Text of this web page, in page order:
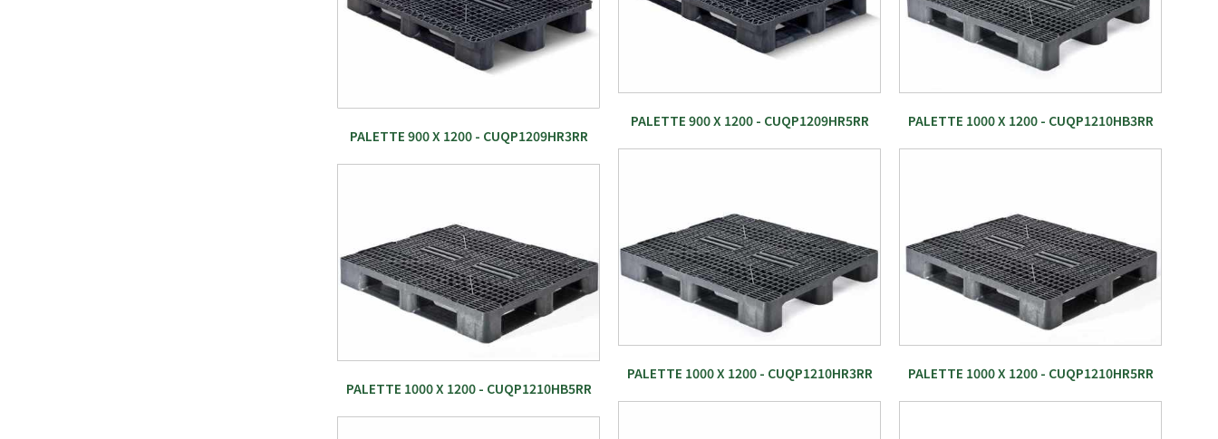
PALETTE 900 X 1200 - CUQP1209HR3RR
PALETTE 1000 X 1200 - CUQP1210HB5RR
PALETTE 900 X 1200 - CUQP1209HR5RR
PALETTE 1000 X 1200 - CUQP1210HR3RR
PALETTE 1000 X 1200 - CUQP1210HB3RR
PALETTE 1000 X 1200 - CUQP1210HR5RR